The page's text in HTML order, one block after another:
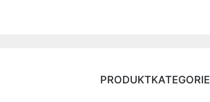
PRODUKTKATEGORIE